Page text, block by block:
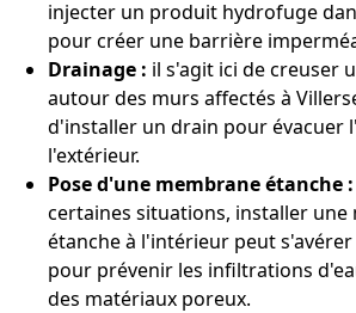
injecter un produit hydrofuge
pour créer une barrière
Drainage : il s'agit ici de creuser
autour des murs affectés à
d'installer un drain pour évacuer
l'extérieur.
Pose d'une membrane étanche :
certaines situations, installer une
étanche à l'intérieur peut s'avérer
pour prévenir les infiltrations
des matériaux poreux.